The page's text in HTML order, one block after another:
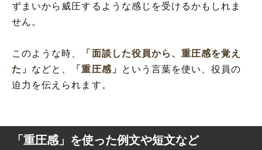
ずまいから威圧するような感じを受けるかもしれま
せん。
このような時、
「面談した役員から、重圧感を覚え
た」 などと、 「重圧感」
という言葉を使い、役員の
迫力を伝えられます。
「重圧感」を使った例文や短文など